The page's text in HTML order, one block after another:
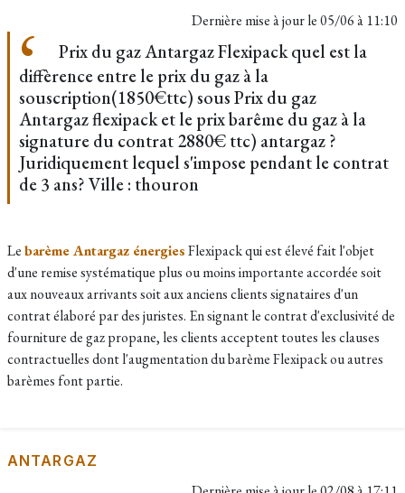
Dernière mise à jour le05/06 à 11:10
Prix du gaz Antargaz Flexipack quel est la
diffèrence entre le prix du gaz à la
souscription(1850€ttc) sous Prix du gaz
Antargaz flexipack et le prix barême du gaz à la
signature du contrat 2880€ ttc) antargaz ?
Juridiquement lequel s'impose pendant le contrat
de 3 ans? Ville : thouron
Lebarème Antargaz énergiesFlexipack qui est élevé fait l'objet
d'une remise systématique plus ou moins importante accordée soit
aux nouveaux arrivantssoit aux anciens clientssignataires d'un
contrat élaboré par des juristes. En signant le contrat d'exclusivité de
fourniture de gaz propane, les clients acceptent toutes les clauses
contractuelles dont l'augmentation du barème Flexipack ou autres
barèmes font partie.
ANTARGAZ